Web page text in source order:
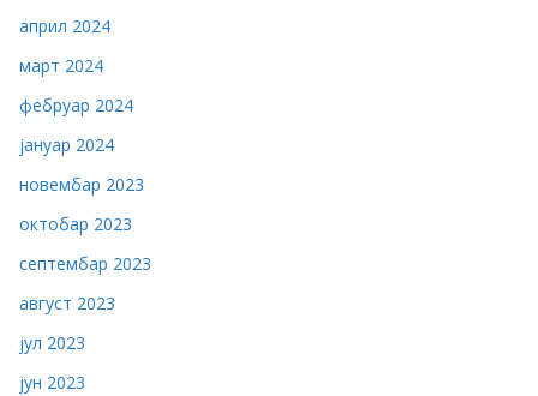
април 2024
март 2024
фебруар 2024
јануар 2024
новембар 2023
октобар 2023
септембар 2023
август 2023
јул 2023
јун 2023